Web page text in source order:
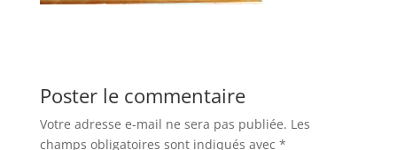
Poster le commentaire
Votre adresse e-mail ne sera pas publiée. Les
champs obligatoires sont indiqués avec *